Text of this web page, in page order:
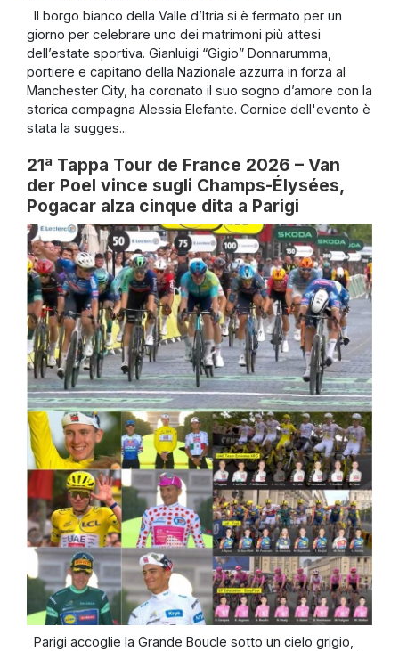
Il borgo bianco della Valle d’Itria si è fermato per un
giorno per celebrare uno dei matrimoni più attesi
dell’estate sportiva. Gianluigi “Gigio” Donnarumma,
portiere e capitano della Nazionale azzurra in forza al
Manchester City, ha coronato il suo sogno d’amore con la
storica compagna Alessia Elefante. Cornice dell'evento è
stata la sugges...
21ª Tappa Tour de France 2026 – Van
der Poel vince sugli Champs-Élysées,
Pogacar alza cinque dita a Parigi
Parigi accoglie la Grande Boucle sotto un cielo grigio,